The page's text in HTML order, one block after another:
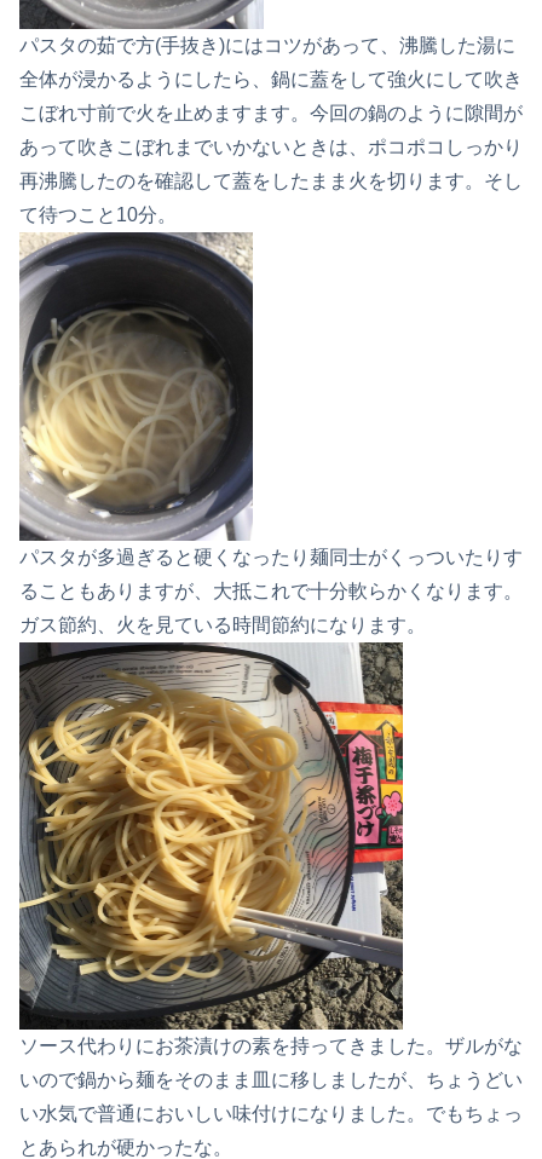
パスタの茹で方(手抜き)にはコツがあって、沸騰した湯に
全体が浸かるようにしたら、鍋に蓋をして強火にして吹き
こぼれ寸前で火を止めますます。今回の鍋のように隙間が
あって吹きこぼれまでいかないときは、ポコポコしっかり
再沸騰したのを確認して蓋をしたまま火を切ります。そし
て待つこと10分。
パスタが多過ぎると硬くなったり麺同士がくっついたりす
ることもありますが、大抵これで十分軟らかくなります。
ガス節約、火を見ている時間節約になります。
ソース代わりにお茶漬けの素を持ってきました。ザルがな
いので鍋から麺をそのまま皿に移しましたが、ちょうどい
い水気で普通においしい味付けになりました。でもちょっ
とあられが硬かったな。